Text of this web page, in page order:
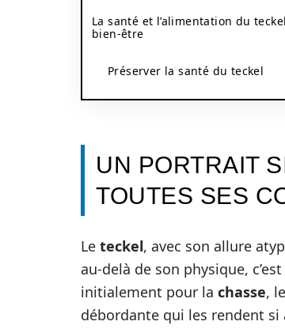
La santé et l’alimentation du
bien-être
Préserver la santé du teckel
UN PORTRAIT
TOUTES SES
Le teckel, avec son allure
au-delà de son physique,
initialement pour la chasse,
débordante qui les rendent si